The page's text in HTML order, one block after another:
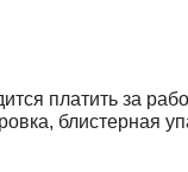
платить за
блистерная